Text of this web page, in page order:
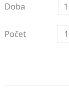
Doba
Počet